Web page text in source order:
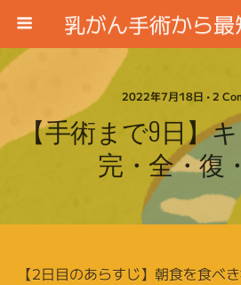
2022年7月18日 • 2
【手術まで9日】
完・全・復
【2日目のあらすじ】朝食を食べ